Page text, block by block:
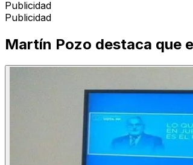
Publicidad
Publicidad
Martín Pozo destaca que